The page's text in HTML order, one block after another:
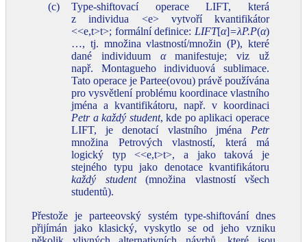
(c)
Type‑shiftovací operace LIFT, která
z individua <e> vytvoří kvantifikátor
<<e,t>t>; formální definice: LIFT[α]=λP.P(α)
…, tj. množina vlastností/množin (P), které
dané individuum αmanifestuje; viz už
např. Montagueho individuová sublimace.
Tato operace je Partee(ovou) právě používána
pro vysvětlení problému koordinace vlastního
jména a kvantifikátoru, např. v koordinaci
Petr a každý student, kde po aplikaci operace
LIFT, je denotací vlastního jména Petr
množina Petrových vlastností, která má
logický typ <<e,t>t>, a jako taková je
stejného typu jako denotace kvantifikátoru
každý student(množina vlastností všech
studentů).
Přestože je parteeovský systém type‑shiftování dnes
přijímán jako klasický, vyskytlo se od jeho vzniku